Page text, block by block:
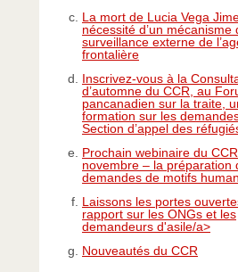
La mort de Lucia Vega
nécessité d’un mécanisme
surveillance externe de
frontalière
Inscrivez-vous à la
d’automne du CCR, au
pancanadien sur la traite,
formation sur les
Section d’appel des
Prochain webinaire du
novembre – la préparation
demandes de motifs
Laissons les portes
rapport sur les ONGs et les
demandeurs d'asile/a>
Nouveautés du CCR